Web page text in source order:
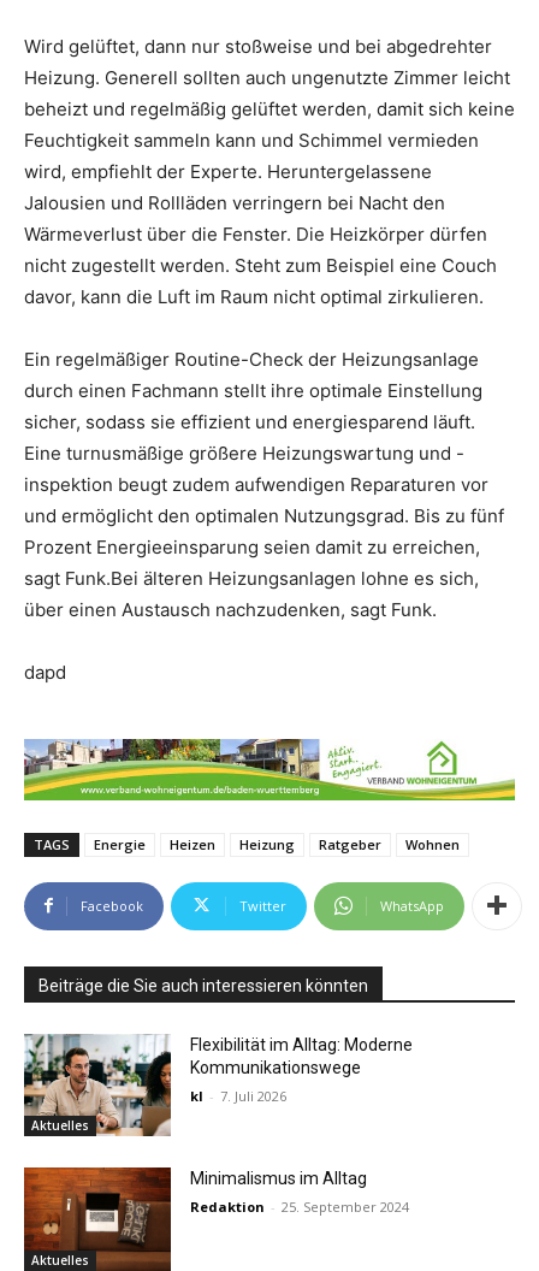
Wird gelüftet, dann nur stoßweise und bei abgedrehter
Heizung. Generell sollten auch ungenutzte Zimmer leicht
beheizt und regelmäßig gelüftet werden, damit sich keine
Feuchtigkeit sammeln kann und Schimmel vermieden
wird, empfiehlt der Experte. Heruntergelassene
Jalousien und Rollläden verringern bei Nacht den
Wärmeverlust über die Fenster. Die Heizkörper dürfen
nicht zugestellt werden. Steht zum Beispiel eine Couch
davor, kann die Luft im Raum nicht optimal zirkulieren.
Ein regelmäßiger Routine-Check der Heizungsanlage
durch einen Fachmann stellt ihre optimale Einstellung
sicher, sodass sie effizient und energiesparend läuft.
Eine turnusmäßige größere Heizungswartung und -
inspektion beugt zudem aufwendigen Reparaturen vor
und ermöglicht den optimalen Nutzungsgrad. Bis zu fünf
Prozent Energieeinsparung seien damit zu erreichen,
sagt Funk.Bei älteren Heizungsanlagen lohne es sich,
über einen Austausch nachzudenken, sagt Funk.
dapd
TAGS Energie Heizen Heizung Ratgeber Wohnen
Facebook Twitter WhatsApp
Beiträge die Sie auch interessieren könnten
Aktuelles
Flexibilität im Alltag: Moderne
Kommunikationswege
kl - 7. Juli 2026
Aktuelles
Minimalismus im Alltag
Redaktion - 25. September 2024